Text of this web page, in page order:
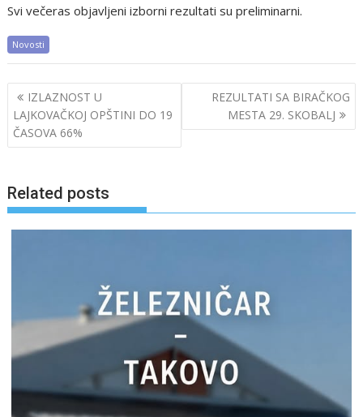
Svi večeras objavljeni izborni rezultati su preliminarni.
Novosti
Post
navigation
IZLAZNOST U
LAJKOVAČKOJ OPŠTINI DO 19
ČASOVA 66%
REZULTATI SA BIRAČKOG
MESTA 29. SKOBALJ
Related posts